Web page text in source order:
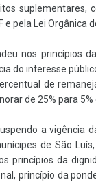
suplementares,
e pela Lei Orgânica
nos princípios
do interesse
de
de 25% para
a vigência
de São
princípios da
princípio da